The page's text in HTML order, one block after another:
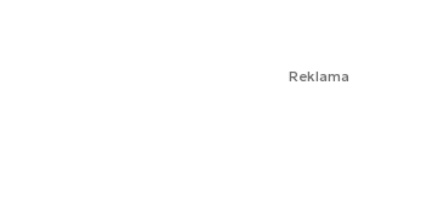
Reklama